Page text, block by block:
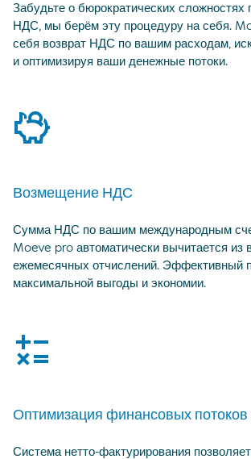
Забудьте о бюрократических сложностях
НДС, мы берём эту процедуру на себя.
себя возврат НДС по вашим расходам,
и оптимизируя ваши денежные потоки.
Возмещение НДС
Сумма НДС по вашим международным
Moeve pro автоматически вычитается из
ежемесячных отчислений. Эффективный
максимальной выгоды и экономии.
Оптимизация финансовых потоков
Система нетто-фактурирования